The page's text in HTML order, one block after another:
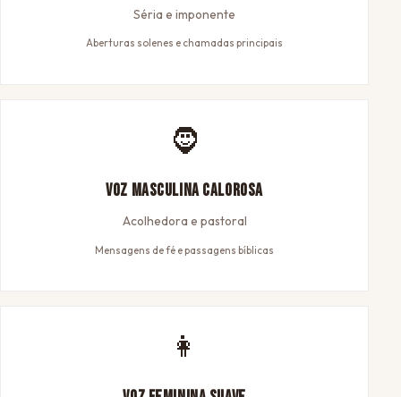
Séria e imponente
Aberturas solenes e chamadas principais
🧔
Voz Masculina Calorosa
Acolhedora e pastoral
Mensagens de fé e passagens bíblicas
👩